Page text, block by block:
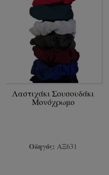
Λαστιχάκι Σουσουδάκι
Μονόχρωμο
Οδηγός: ΑΞ631